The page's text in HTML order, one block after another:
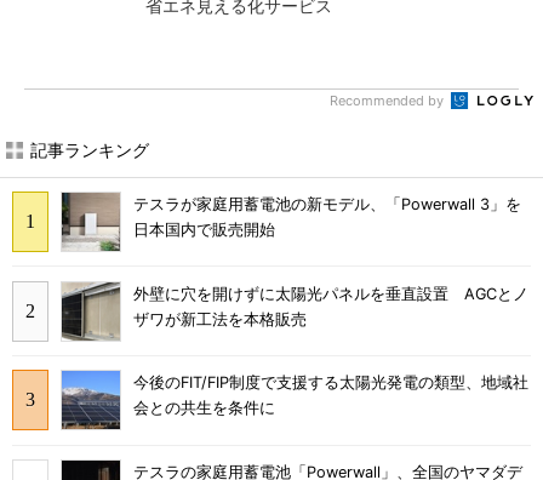
省エネ見える化サービス
Recommended by
記事ランキング
テスラが家庭用蓄電池の新モデル、「Powerwall 3」を
日本国内で販売開始
外壁に穴を開けずに太陽光パネルを垂直設置 AGCとノ
ザワが新工法を本格販売
今後のFIT/FIP制度で支援する太陽光発電の類型、地域社
会との共生を条件に
テスラの家庭用蓄電池「Powerwall」、全国のヤマダデ